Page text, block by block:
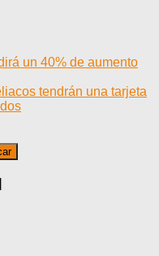
un 40% de aumento
tendrán una tarjeta